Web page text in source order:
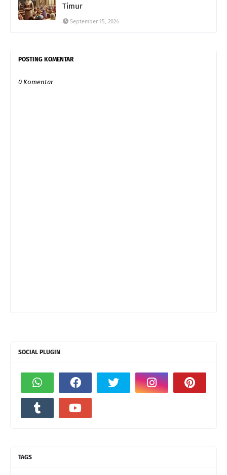
Timur
September 15, 2024
POSTING KOMENTAR
0 Komentar
SOCIAL PLUGIN
TAGS